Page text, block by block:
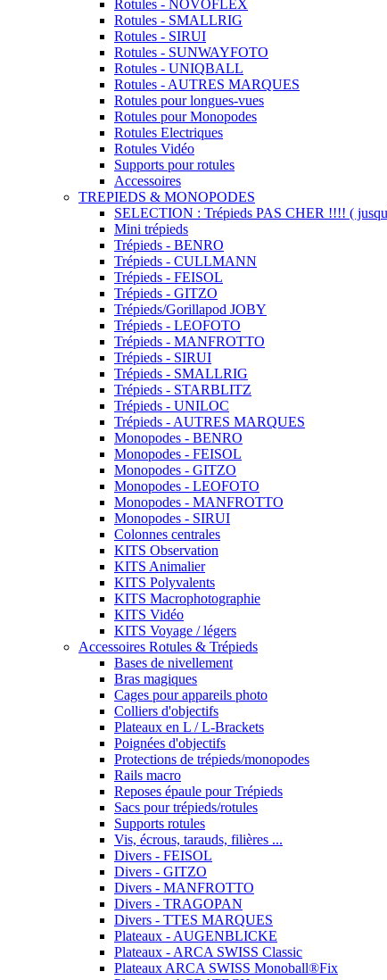
Rotules - NOVOFLEX
Rotules - SMALLRIG
Rotules - SIRUI
Rotules - SUNWAYFOTO
Rotules - UNIQBALL
Rotules - AUTRES MARQUES
Rotules pour longues-vues
Rotules pour Monopodes
Rotules Electriques
Rotules Vidéo
Supports pour rotules
Accessoires
TREPIEDS & MONOPODES
SELECTION : Trépieds PAS CHER !!!! (
Mini trépieds
Trépieds - BENRO
Trépieds - CULLMANN
Trépieds - FEISOL
Trépieds - GITZO
Trépieds/Gorillapod JOBY
Trépieds - LEOFOTO
Trépieds - MANFROTTO
Trépieds - SIRUI
Trépieds - SMALLRIG
Trépieds - STARBLITZ
Trépieds - UNILOC
Trépieds - AUTRES MARQUES
Monopodes - BENRO
Monopodes - FEISOL
Monopodes - GITZO
Monopodes - LEOFOTO
Monopodes - MANFROTTO
Monopodes - SIRUI
Colonnes centrales
KITS Observation
KITS Animalier
KITS Polyvalents
KITS Macrophotographie
KITS Vidéo
KITS Voyage / légers
Accessoires Rotules & Trépieds
Bases de nivellement
Bras magiques
Cages pour appareils photo
Colliers d'objectifs
Plateaux en L / L-Brackets
Poignées d'objectifs
Protections de trépieds/monopodes
Rails macro
Reposes épaule pour Trépieds
Sacs pour trépieds/rotules
Supports rotules
Vis, écrous, tarauds, filières ...
Divers - FEISOL
Divers - GITZO
Divers - MANFROTTO
Divers - TRAGOPAN
Divers - TTES MARQUES
Plateaux - AUGENBLICKE
Plateaux - ARCA SWISS Classic
Plateaux ARCA SWISS Monoball®Fix